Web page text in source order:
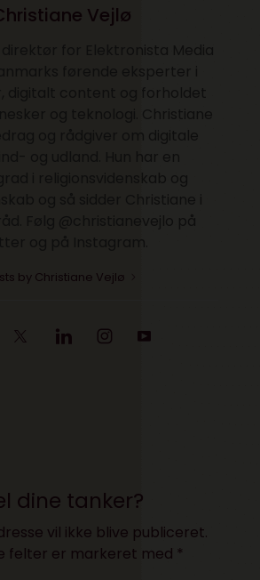
Vejlø
by Christiane Vejlø
dine tanker?
vil ikke blive publiceret.
felter er markeret med *